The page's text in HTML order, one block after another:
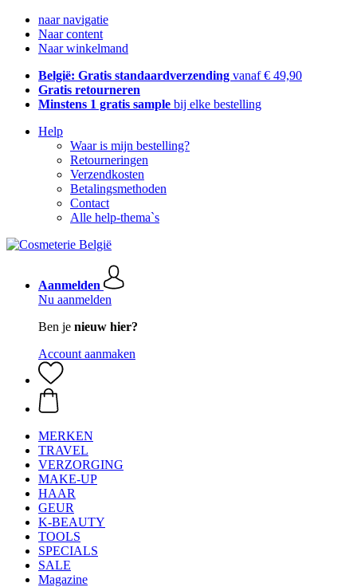
naar navigatie
Naar content
Naar winkelmand
België: Gratis standaardverzending vanaf € 49,90
Gratis retourneren
Minstens 1 gratis sample bij elke bestelling
Help
Waar is mijn bestelling?
Retourneringen
Verzendkosten
Betalingsmethoden
Contact
Alle help-thema`s
Aanmelden
Nu aanmelden
Ben je nieuw hier?
Account aanmaken
MERKEN
TRAVEL
VERZORGING
MAKE-UP
HAAR
GEUR
K-BEAUTY
TOOLS
SPECIALS
SALE
Magazine